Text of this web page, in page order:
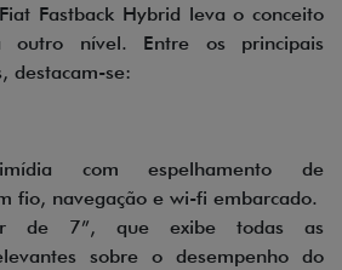
Fastback Hybrid leva o conceito
outro nível. Entre os principais
destacam-se:
com espelhamento de
fio, navegação e wi-fi embarcado.
de 7”, que exibe todas as
sobre o desempenho do